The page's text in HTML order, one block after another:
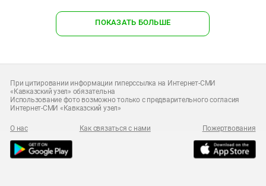
ПОКАЗАТЬ БОЛЬШЕ
При цитировании информации гиперссылка на Интернет-СМИ
«Кавказский узел» обязательна
Использование фото возможно только с предварительного согласия
Интернет-СМИ «Кавказский узел»
О нас Как связаться с нами Пожертвования